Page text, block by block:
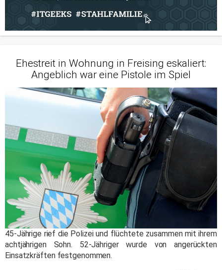
Ehestreit in Wohnung in Freising eskaliert:
Angeblich war eine Pistole im Spiel
45-Jährige rief die Polizei und flüchtete zusammen mit ihrem
achtjährigen Sohn. 52-Jähriger wurde von angerückten
Einsatzkräften festgenommen.